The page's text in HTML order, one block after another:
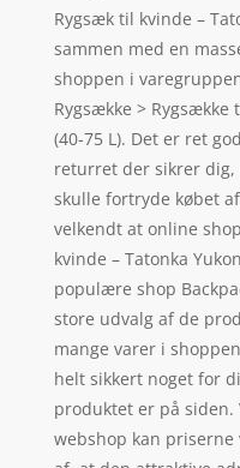
Rygsæk til kvinde –
sammen med en
shoppen i
Rygsække >
(40-75 L). Det er ret
returret der sikrer
skulle fortryde købet
velkendt at online
kvinde – Tatonka
populære shop
store udvalg af de
mange varer i
helt sikkert noget for
produktet er på siden.
webshop kan